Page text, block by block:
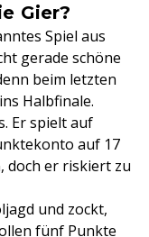
Gier?
Spiel aus
gerade schöne
beim letzten
Halbfinale.
Er spielt auf
auf 17
doch er riskiert zu
und zockt,
fünf Punkte